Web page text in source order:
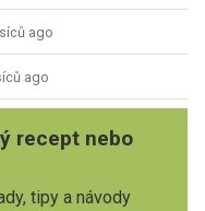
ago
ago
recept nebo
tipy a návody